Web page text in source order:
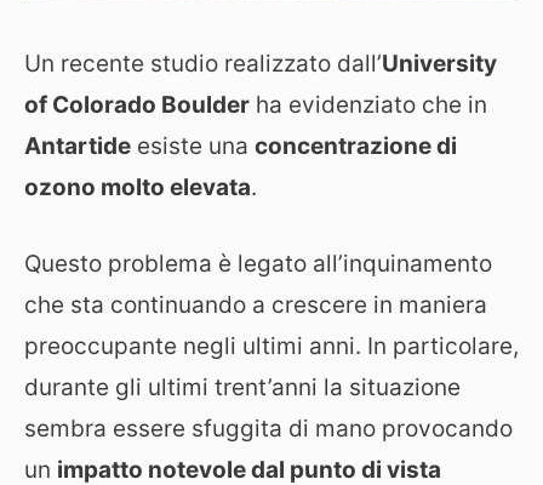
Un recente studio realizzato dall’University
of Colorado Boulder ha evidenziato che in
Antartide esiste una concentrazione di
ozono molto elevata.
Questo problema è legato all’inquinamento
che sta continuando a crescere in maniera
preoccupante negli ultimi anni. In particolare,
durante gli ultimi trent’anni la situazione
sembra essere sfuggita di mano provocando
un impatto notevole dal punto di vista